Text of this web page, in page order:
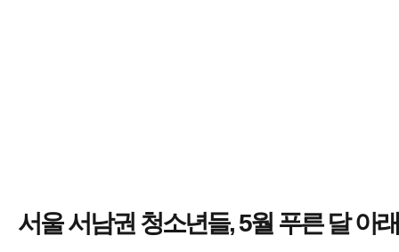
서울 서남권 청소년들, 5월 푸른 달 아래